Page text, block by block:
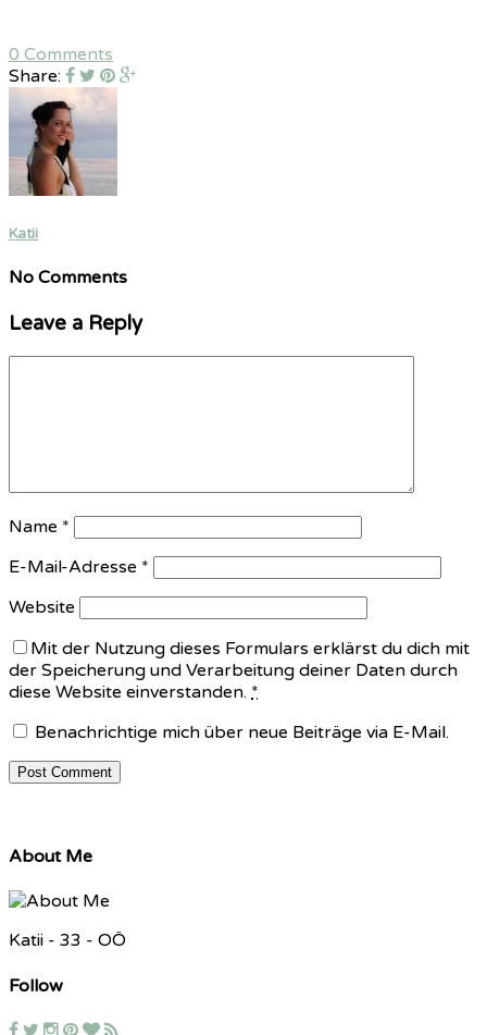
0 Comments
Share:
Katii
No Comments
Leave a Reply
Name *
E-Mail-Adresse *
Website
Mit der Nutzung dieses Formulars erklärst du dich mit
der Speicherung und Verarbeitung deiner Daten durch
diese Website einverstanden. *
Benachrichtige mich über neue Beiträge via E-Mail.
About Me
Katii - 33 - OÖ
Follow